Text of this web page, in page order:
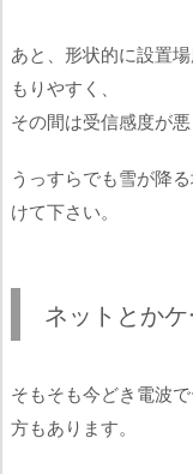
あと、形状的に設置
もりやすく、
その間は受信感度が
うっすらでも雪が降
けて下さい。
ネットとか
そもそも今どき電波
方もあります。